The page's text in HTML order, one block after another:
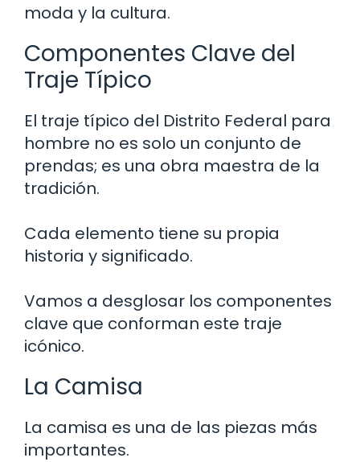
moda y la cultura.
Componentes Clave del
Traje Típico
El traje típico del Distrito Federal para
hombre no es solo un conjunto de
prendas; es una obra maestra de la
tradición.
Cada elemento tiene su propia
historia y significado.
Vamos a desglosar los componentes
clave que conforman este traje
icónico.
La Camisa
La camisa es una de las piezas más
importantes.